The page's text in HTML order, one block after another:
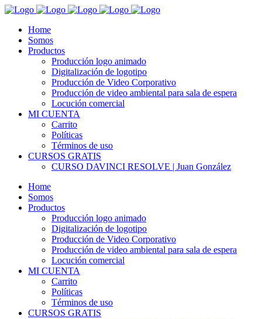
Home
Somos
Productos
Producción logo animado
Digitalización de logotipo
Producción de Video Corporativo
Producción de video ambiental para sala de espera
Locución comercial
MI CUENTA
Carrito
Políticas
Términos de uso
CURSOS GRATIS
CURSO DAVINCI RESOLVE | Juan González
Home
Somos
Productos
Producción logo animado
Digitalización de logotipo
Producción de Video Corporativo
Producción de video ambiental para sala de espera
Locución comercial
MI CUENTA
Carrito
Políticas
Términos de uso
CURSOS GRATIS